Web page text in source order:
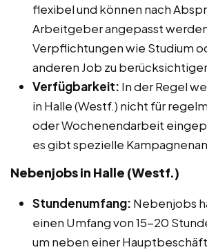
flexibel und können nach
Arbeitgeber angepasst
Verpflichtungen wie Studium
anderen Job zu
Verfügbarkeit: In der Regel
in Halle (Westf.) nicht für
oder Wochenendarbeit
es gibt spezielle
Nebenjobs in Halle (Westf.)
Stundenumfang: Nebenjobs
einen Umfang von 15-20
um neben einer